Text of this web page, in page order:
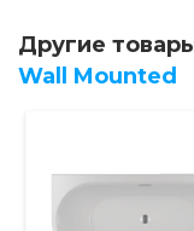
Другие
Wall Mounted